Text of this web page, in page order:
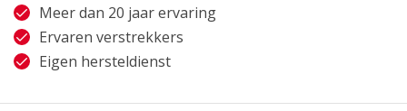
Meer dan 20 jaar ervaring
Ervaren verstrekkers
Eigen hersteldienst